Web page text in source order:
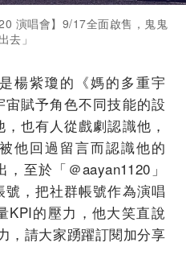
演唱會】9/17全面啟售，鬼鬼
去」
楊紫瓊的《媽的多重宇
賦予角色不同技能的設
也有人從戲劇認識他，
他回過留言而認識他的
至於「＠aayan1120」
，把社群帳號作為演唱
KPI的壓力，他大笑直說
，請大家踴躍訂閱加分享